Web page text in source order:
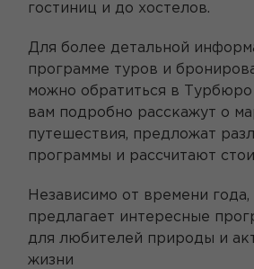
гостиниц и до хостелов.
Для более детальной
программе туров и
можно обратиться в Турбюро
вам подробно расскажут о
путешествия, предложат
программы и рассчитают
Независимо от времени
предлагает интересные
для любителей природы и
жизни